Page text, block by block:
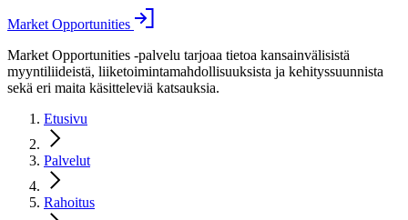
Market Opportunities
Market Opportunities -palvelu tarjoaa tietoa kansainvälisistä
myyntiliideistä, liiketoimintamahdollisuuksista ja kehityssuunnista
sekä eri maita käsitteleviä katsauksia.
Etusivu
Palvelut
Rahoitus